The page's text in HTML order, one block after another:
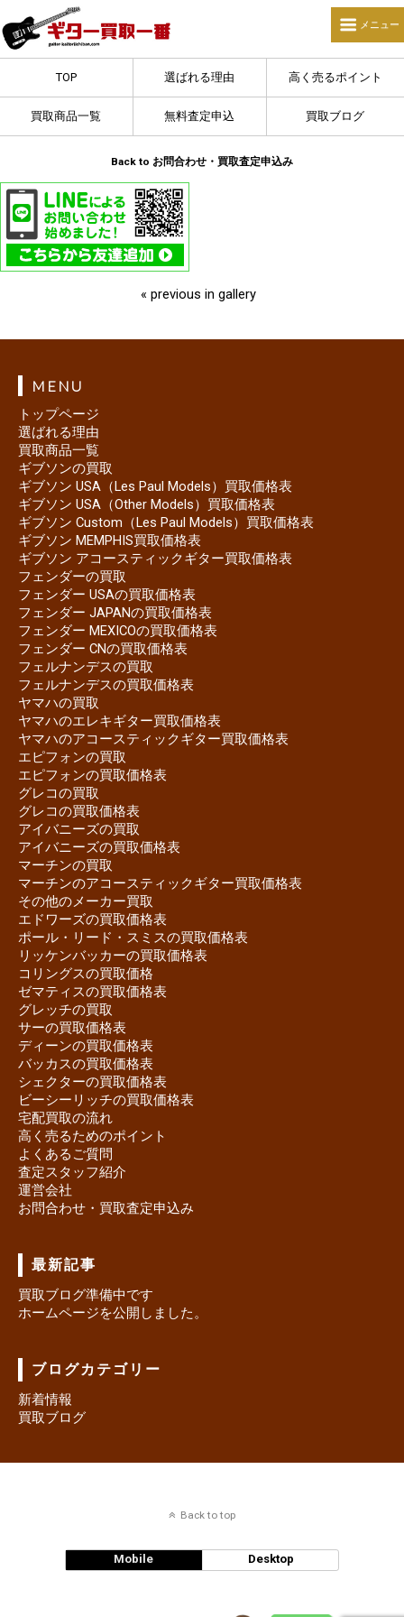
TOP 選ばれる理由 高く売るポイント
買取商品一覧 無料査定申込 買取ブログ
Back to お問合わせ・買取査定申込み
« previous in gallery
MENU
トップページ
選ばれる理由
買取商品一覧
ギブソンの買取
ギブソン USA（Les Paul Models）買取価格表
ギブソン USA（Other Models）買取価格表
ギブソン Custom（Les Paul Models）買取価格表
ギブソン MEMPHIS買取価格表
ギブソン アコースティックギター買取価格表
フェンダーの買取
フェンダー USAの買取価格表
フェンダー JAPANの買取価格表
フェンダー MEXICOの買取価格表
フェンダー CNの買取価格表
フェルナンデスの買取
フェルナンデスの買取価格表
ヤマハの買取
ヤマハのエレキギター買取価格表
ヤマハのアコースティックギター買取価格表
エピフォンの買取
エピフォンの買取価格表
グレコの買取
グレコの買取価格表
アイバニーズの買取
アイバニーズの買取価格表
マーチンの買取
マーチンのアコースティックギター買取価格表
その他のメーカー買取
エドワーズの買取価格表
ポール・リード・スミスの買取価格表
リッケンバッカーの買取価格表
コリングスの買取価格
ゼマティスの買取価格表
グレッチの買取
サーの買取価格表
ディーンの買取価格表
バッカスの買取価格表
シェクターの買取価格表
ビーシーリッチの買取価格表
宅配買取の流れ
高く売るためのポイント
よくあるご質問
査定スタッフ紹介
運営会社
お問合わせ・買取査定申込み
最新記事
買取ブログ準備中です
ホームページを公開しました。
ブログカテゴリー
新着情報
買取ブログ
Back to top
Mobile Desktop